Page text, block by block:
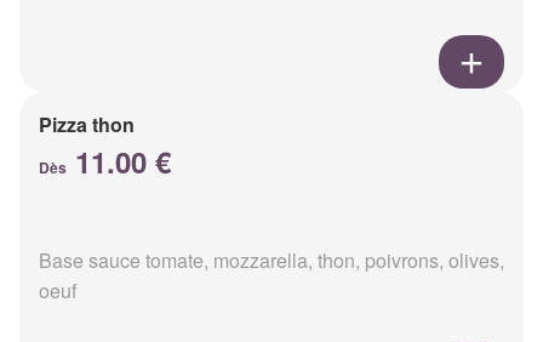
Pizza thon
Dès 11.00 €
Base sauce tomate, mozzarella, thon, poivrons, olives,
oeuf